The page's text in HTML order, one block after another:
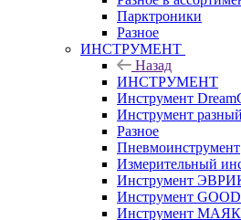
Парктроники
Разное
ИНСТРУМЕНТ
Назад
ИНСТРУМЕНТ
Инструмент
Инструмент разный
Разное
Пневмоинструмент
Измерительный
Инструмент
Инструмент
Инструмент МАЯК